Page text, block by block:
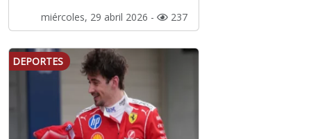
miércoles, 29 abril 2026 - 237
DEPORTES